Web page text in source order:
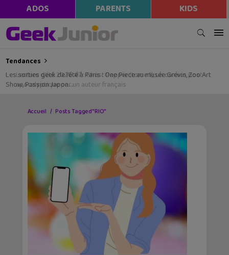
ADOS PARENTS KIDS
Tendances
Les sorties geek de l’été à Paris : One Piece au musée Grévin, Zoo Art
Show, Passion Japon…
Accueil Posts Tagged "RIO"